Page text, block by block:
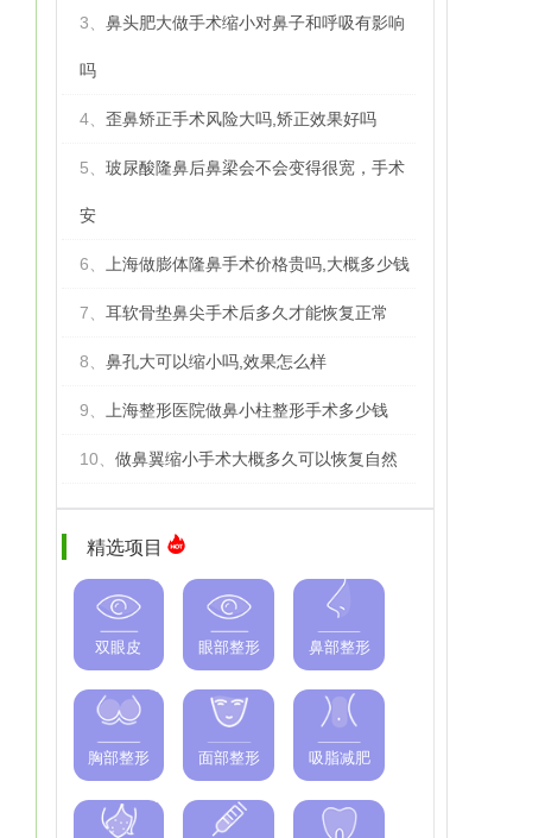
3、 鼻头肥大做手术缩小对鼻子和呼吸有影响
吗
4、 歪鼻矫正手术风险大吗,矫正效果好吗
5、 玻尿酸隆鼻后鼻梁会不会变得很宽，手术
安
6、 上海做膨体隆鼻手术价格贵吗,大概多少钱
7、 耳软骨垫鼻尖手术后多久才能恢复正常
8、 鼻孔大可以缩小吗,效果怎么样
9、 上海整形医院做鼻小柱整形手术多少钱
10、 做鼻翼缩小手术大概多久可以恢复自然
精选项目
双眼皮 眼部整形 鼻部整形
胸部整形 面部整形 吸脂减肥